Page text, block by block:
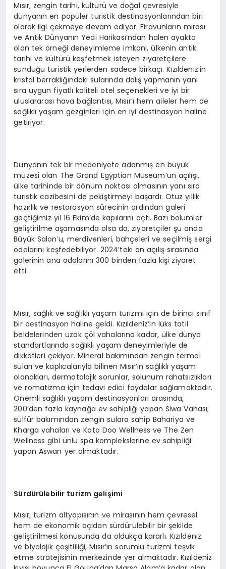
Mısır, zengin tarihi, kültürü ve doğal çevresiyle
dünyanın en popüler turistik destinasyonlarından biri
olarak ilgi çekmeye devam ediyor. Firavunların mirası
ve Antik Dünyanın Yedi Harikası’ndan halen ayakta
olan tek örneği deneyimleme imkanı, ülkenin antik
tarihi ve kültürü keşfetmek isteyen ziyaretçilere
sunduğu turistik yerlerden sadece birkaçı. Kızıldeniz’in
kristal berraklığındaki sularında dalış yapmanın yanı
sıra uygun fiyatlı kaliteli otel seçenekleri ve iyi bir
uluslararası hava bağlantısı, Mısır’ı hem aileler hem de
sağlıklı yaşam gezginleri için en iyi destinasyon haline
getiriyor.
Dünyanın tek bir medeniyete adanmış en büyük
müzesi olan The Grand Egyptian Museum’un açılışı,
ülke tarihinde bir dönüm noktası olmasının yanı sıra
turistik cazibesini de pekiştirmeyi başardı. Otuz yıllık
hazırlık ve restorasyon sürecinin ardından galeri
geçtiğimiz yıl 16 Ekim’de kapılarını açtı. Bazı bölümler
geliştirilme aşamasında olsa da, ziyaretçiler şu anda
Büyük Salon’u, merdivenleri, bahçeleri ve seçilmiş sergi
odalarını keşfedebiliyor. 2024’teki ön açılış sırasında
galerinin ana odalarını 300 binden fazla kişi ziyaret
etti.
Mısır, sağlık ve sağlıklı yaşam turizmi için de birinci sınıf
bir destinasyon haline geldi. Kızıldeniz’in lüks tatil
beldelerinden uzak çöl vahalarına kadar, ülke dünya
standartlarında sağlıklı yaşam deneyimleriyle de
dikkatleri çekiyor. Mineral bakımından zengin termal
suları ve kaplıcalarıyla bilinen Mısır’ın sağlıklı yaşam
olanakları, dermatolojik sorunlar, solunum rahatsızlıkları
ve romatizma için tedavi edici faydalar sağlamaktadır.
Önemli sağlıklı yaşam destinasyonları arasında,
200’den fazla kaynağa ev sahipliği yapan Siwa Vahası;
sülfür bakımından zengin sulara sahip Bahariya ve
Kharga vahaları ve Kato Doo Wellness ve The Zen
Wellness gibi ünlü spa komplekslerine ev sahipliği
yapan Aswan yer almaktadır.
Sürdürülebilir turizm gelişimi
Mısır, turizm altyapısının ve mirasının hem çevresel
hem de ekonomik açıdan sürdürülebilir bir şekilde
geliştirilmesi konusunda da oldukça kararlı. Kızıldeniz
ve biyolojik çeşitliliği, Mısır’ın sorumlu turizmi teşvik
etme stratejisinin merkezinde yer almaktadır. Kızıldeniz